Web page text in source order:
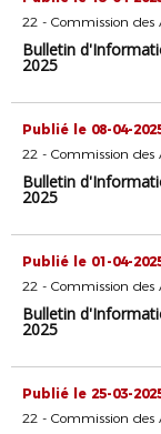
22 - Commission des
Bulletin
2025
Publié le 08-04-
22 - Commission des
Bulletin
2025
Publié le 01-04-
22 - Commission des
Bulletin
2025
Publié le 25-03-
22 - Commission des